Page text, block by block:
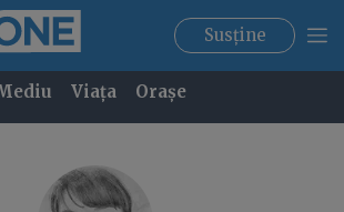
Susține
Viața Orașe